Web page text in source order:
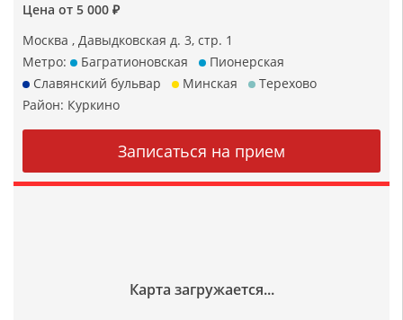
Цена от 5 000 ₽
Москва , Давыдковская д. 3, стр. 1
Метро:
Багратионовская
Пионерская
Славянский бульвар
Минская
Терехово
Район: Куркино